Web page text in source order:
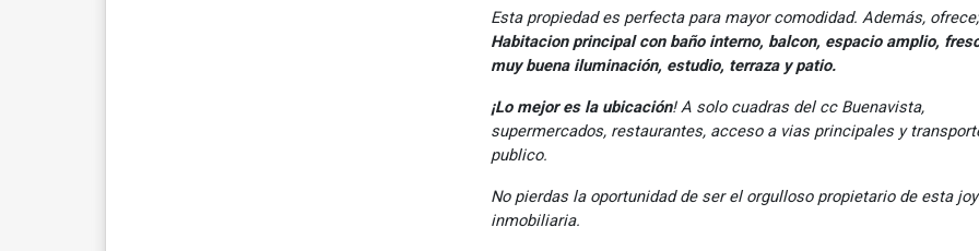
Esta propiedad es perfecta para mayor comodidad. Además, ofrece;
Habitacion principal con baño interno, balcon, espacio amplio,
muy buena iluminación, estudio, terraza y patio.
¡Lo mejor es la ubicación! A solo cuadras del cc Buenavista,
supermercados, restaurantes, acceso a vias principales y
publico.
No pierdas la oportunidad de ser el orgulloso propietario de esta
inmobiliaria.